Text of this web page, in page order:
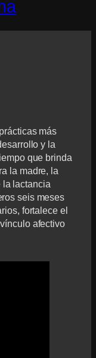
más
y la
que brinda
la madre, la
la lactancia
seis meses
fortalece el
afectivo